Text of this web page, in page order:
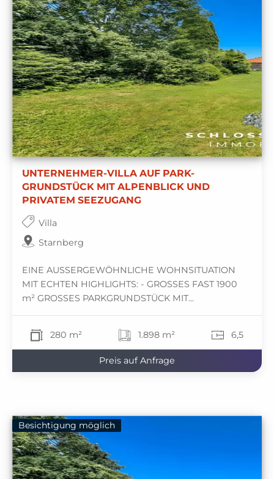
UNTERNEHMER-VILLA AUF PARK-
GRUNDSTÜCK MIT ALPENBLICK UND
PRIVATEM SEEZUGANG
Villa
Starnberg
EINE AUSSERGEWÖHNLICHE WOHNSITUATION
MIT ECHTEN HIGHLIGHTS: - GROSSES FAST 1900
m² GROSSES PARKGRUNDSTÜCK MIT...
280 m² 1.898 m² 6,5
Preis auf Anfrage
Besichtigung möglich